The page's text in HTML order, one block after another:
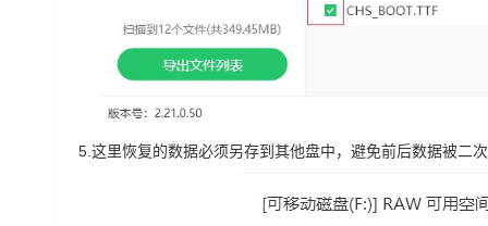
5. 这里恢复的数据必须另存到其他盘中，避免前后数据被二